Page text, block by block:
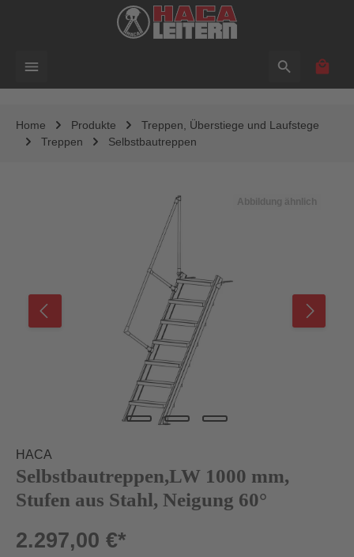
Home Produkte
Treppen, Überstiege und Laufstege
Treppen
Selbstbautreppen
Abbildung ähnlich
HACA
Selbstbautreppen,LW 1000 mm,
Stufen aus Stahl, Neigung 60°
2.297,00 €*